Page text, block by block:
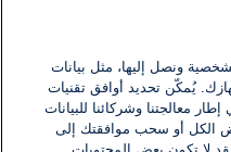
كن الأول!
ونصل إليها، مثل بيانات
يُمكّن تحديد أوافق تقنيات
معالجتنا وشركائنا للبيانات
الكل أو سحب موافقتك إلى